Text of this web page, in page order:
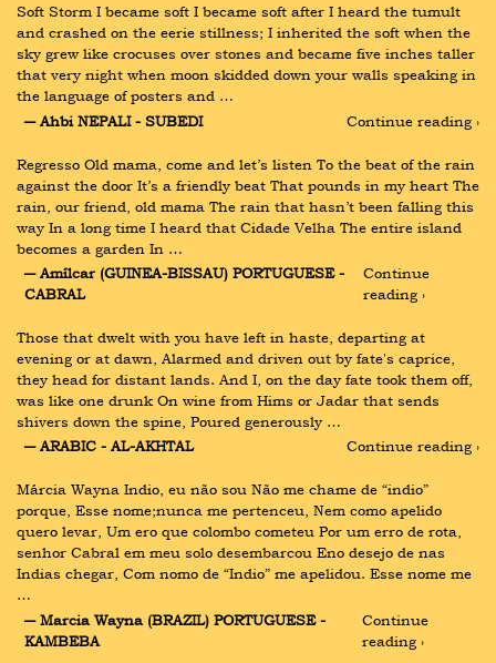
Soft Storm I became soft I became soft after I heard the tumult
and crashed on the eerie stillness; I inherited the soft when the
sky grew like crocuses over stones and became five inches taller
that very night when moon skidded down your walls speaking in
the language of posters and …
― Ahbi NEPALI - SUBEDI
Continue reading ›
Regresso Old mama, come and let’s listen To the beat of the rain
against the door It’s a friendly beat That pounds in my heart The
rain, our friend, old mama The rain that hasn’t been falling this
way In a long time I heard that Cidade Velha The entire island
becomes a garden In …
― Amílcar (GUINEA-BISSAU) PORTUGUESE -
CABRAL
Continue
reading ›
Those that dwelt with you have left in haste, departing at
evening or at dawn, Alarmed and driven out by fate's caprice,
they head for distant lands. And I, on the day fate took them off,
was like one drunk On wine from Hims or Jadar that sends
shivers down the spine, Poured generously …
― ARABIC - AL-AKHTAL
Continue reading ›
Márcia Wayna Indio, eu não sou Não me chame de “indio”
porque, Esse nome;nunca me pertenceu, Nem como apelido
quero levar, Um ero que colombo cometeu Por um erro de rota,
senhor Cabral em meu solo desembarcou Eno desejo de nas
Indias chegar, Com nomo de “Indio” me apelidou. Esse nome me
…
― Marcia Wayna (BRAZIL) PORTUGUESE -
KAMBEBA
Continue
reading ›